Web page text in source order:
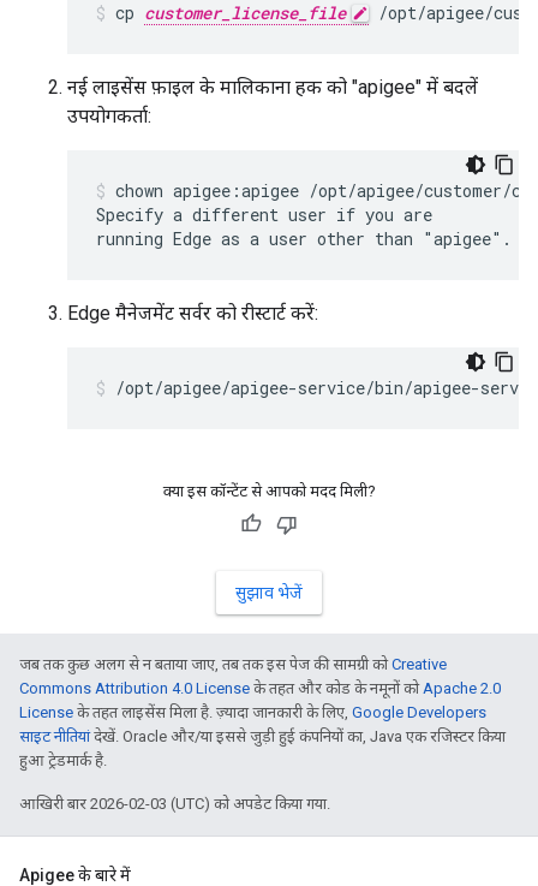
cp customer_license_file /opt/apigee/
नई लाइसेंस फ़ाइल के मालिकाना हक को "apigee" में बदलें
उपयोगकर्ता:
chown apigee:apigee /opt/apigee/customer/
Specify a different user if you are
running Edge as a user other than "apigee".
Edge मैनेजमेंट सर्वर को रीस्टार्ट करें:
/opt/apigee/apigee-service/bin/apigee-
क्या इस कॉन्टेंट से आपको मदद मिली?
सुझाव भेजें
जब तक कुछ अलग से न बताया जाए, तब तक इस पेज की सामग्री कोCreative
Commons Attribution 4.0 License के तहत और कोड के नमूनों कोApache 2.0
License के तहत लाइसेंस मिला है. ज़्यादा जानकारी के लिए, Google Developers
साइट नीतियांदेखें. Oracle और/या इससे जुड़ी हुई कंपनियों का, Java एक रजिस्टर किया
हुआ ट्रेडमार्क है.
आखिरी बार 2026-02-03 (UTC) को अपडेट किया गया.
Apigee के बारे में